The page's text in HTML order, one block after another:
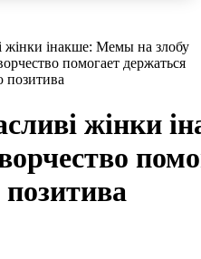
жінки інакше: Мемы на злобу
помогает держаться
позитива
жінки